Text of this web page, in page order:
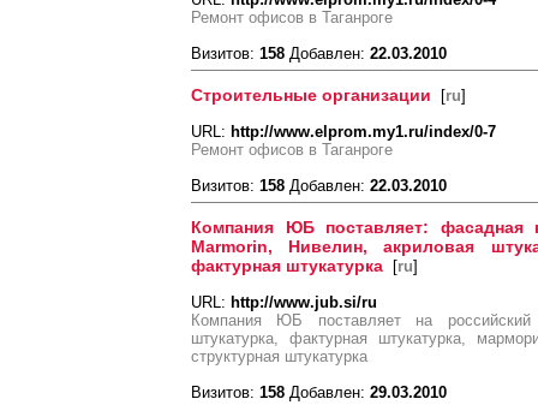
Ремонт офисов в Таганроге
Визитов: 158 Добавлен: 22.03.2010
Строительные организации [ru]
URL: http://www.elprom.my1.ru/index/0-7
Ремонт офисов в Таганроге
Визитов: 158 Добавлен: 22.03.2010
Компания ЮБ поставляет: фасадная
Marmorin, Нивелин, акриловая
фактурная штукатурка [ru]
URL: http://www.jub.si/ru
Компания ЮБ поставляет на российский
штукатурка, фактурная штукатурка,
структурная штукатурка
Визитов: 158 Добавлен: 29.03.2010